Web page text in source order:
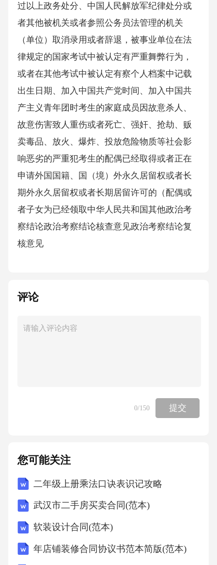
过以上政务处分、中国人民解放军纪律处分或
者其他被机关或者参照公务员法管理的机关
（单位）取消录用或者辞退，被事业单位在法
律规定的国家考试中被认定有严重舞弊行为，
或者在其他考试中被认定有察个人档案中记载
出生日期、加入中国共产党时间、加入中国共
产主义青年团时考生的家庭成员因故意杀人、
故意伤害致人重伤或者死亡、强奸、抢劫、贩
卖毒品、放火、爆炸、投放危险物质等社会影
响恶劣的严重犯考生的配偶已经取得或者正在
申请外国国籍、国（境）外永久居留权或者长
期外永久居留权或者长期居留许可的（配偶或
者子女为已经领取中华人民共和国其他政治考
察结论政治考察结论核查意见政治考察结论复
核意见
评论
0/150 提交
您可能关注
二年级上册乘法口诀表识记攻略
武汉市二手房买卖合同(范本)
软装设计合同(范本)
年店铺装修合同协议书范本简版(范本)